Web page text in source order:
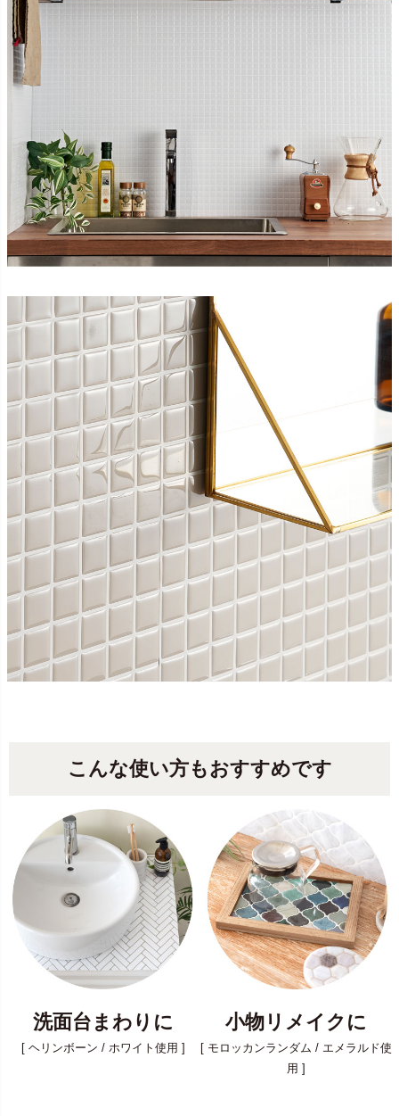
こんな使い方もおすすめです
洗面台まわりに 小物リメイクに
[ ヘリンボーン / ホワイト使用 ]
[ モロッカンランダム / エメラルド使
用 ]